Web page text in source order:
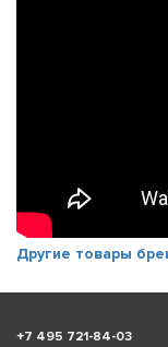
Другие товары
+7 495 721-84-03